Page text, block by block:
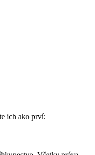
ich ako prví: